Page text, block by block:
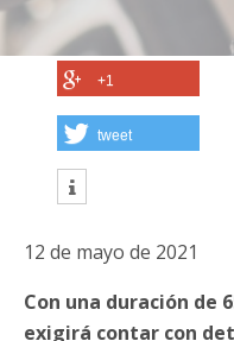
+1
tweet
12 de mayo de 2021
Con una duración de
exigirá contar con